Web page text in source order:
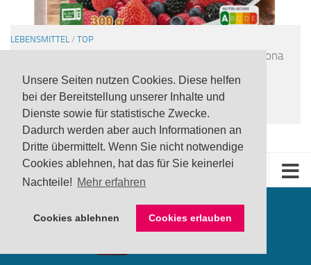
Unsere Seiten nutzen Cookies. Diese helfen
bei der Bereitstellung unserer Inhalte und
Dienste sowie für statistische Zwecke.
Dadurch werden aber auch Informationen an
Dritte übermittelt. Wenn Sie nicht notwendige
Cookies ablehnen, hat das für Sie keinerlei
Nachteile! Mehr erfahren
Cookies ablehnen Cookies erlauben
LEBENSMITTEL / TOP
UPDATE Rückruf: Noroviren in tiefgefrorener Freshona